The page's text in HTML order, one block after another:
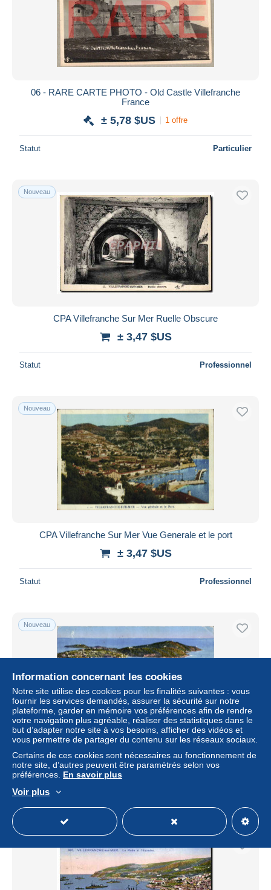
06 - RARE CARTE PHOTO - Old Castle Villefranche
France
± 5,78 $US 1 offre
Statut Particulier
Nouveau
CPA Villefranche Sur Mer Ruelle Obscure
± 3,47 $US
Statut Professionnel
Nouveau
CPA Villefranche Sur Mer Vue Generale et le port
± 3,47 $US
Statut Professionnel
Nouveau
CPA Villefranche Sur Mer Vue sur la Rade et l'Escadre
± 3,47 $US
Statut
Information concernant les cookies
Notre site utilise des cookies pour les finalités suivantes : vous
fournir les services demandés, assurer la sécurité sur notre
plateforme, garder en mémoire vos préférences afin de rendre
votre navigation plus agréable, réaliser des statistiques dans le
but d’adapter notre site à vos besoins, afficher des vidéos et
vous permettre de partager du contenu sur les réseaux sociaux.
Certains de ces cookies sont nécessaires au fonctionnement de
notre site, d’autres peuvent être paramétrés selon vos
préférences. En savoir plus
Voir plus